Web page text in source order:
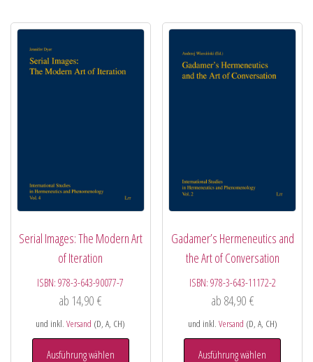
Serial Images: The Modern Art
of Iteration
ISBN:978-3-643-90077-7
ab 14,90€
und inkl.Versand (D, A, CH)
Ausführung wählen
Gadamer’s Hermeneutics and
the Art of Conversation
ISBN: 978-3-643-11172-2
ab 84,90 €
und inkl. Versand (D, A, CH)
Ausführung wählen